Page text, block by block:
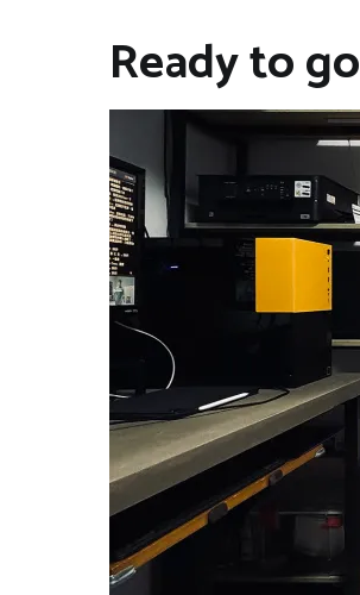
Ready to go